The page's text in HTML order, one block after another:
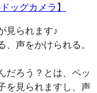
ッグカメラ】
見られます♪
声をかけられる。
だろう？とは、ペッ
を見られますし、声